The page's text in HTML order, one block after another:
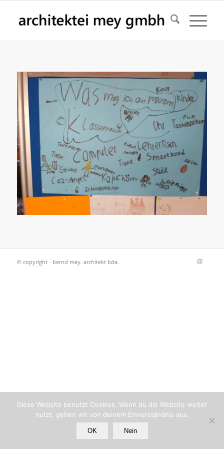
© copyright - bernd mey. architekt bda.
Diese Website benutzt Cookies. Wenn du die Website weiter
nutzt, gehen wir von deinem Einverständnis aus.
OK Nein